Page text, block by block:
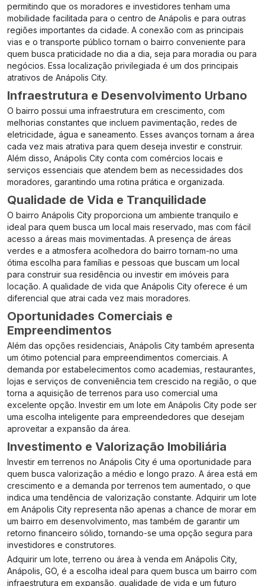
permitindo que os moradores e investidores tenham uma
mobilidade facilitada para o centro de Anápolis e para outras
regiões importantes da cidade. A conexão com as principais
vias e o transporte público tornam o bairro conveniente para
quem busca praticidade no dia a dia, seja para moradia ou para
negócios. Essa localização privilegiada é um dos principais
atrativos de Anápolis City.
Infraestrutura e Desenvolvimento Urbano
O bairro possui uma infraestrutura em crescimento, com
melhorias constantes que incluem pavimentação, redes de
eletricidade, água e saneamento. Esses avanços tornam a área
cada vez mais atrativa para quem deseja investir e construir.
Além disso, Anápolis City conta com comércios locais e
serviços essenciais que atendem bem as necessidades dos
moradores, garantindo uma rotina prática e organizada.
Qualidade de Vida e Tranquilidade
O bairro Anápolis City proporciona um ambiente tranquilo e
ideal para quem busca um local mais reservado, mas com fácil
acesso a áreas mais movimentadas. A presença de áreas
verdes e a atmosfera acolhedora do bairro tornam-no uma
ótima escolha para famílias e pessoas que buscam um local
para construir sua residência ou investir em imóveis para
locação. A qualidade de vida que Anápolis City oferece é um
diferencial que atrai cada vez mais moradores.
Oportunidades Comerciais e
Empreendimentos
Além das opções residenciais, Anápolis City também apresenta
um ótimo potencial para empreendimentos comerciais. A
demanda por estabelecimentos como academias, restaurantes,
lojas e serviços de conveniência tem crescido na região, o que
torna a aquisição de terrenos para uso comercial uma
excelente opção. Investir em um lote em Anápolis City pode ser
uma escolha inteligente para empreendedores que desejam
aproveitar a expansão da área.
Investimento e Valorização Imobiliária
Investir em terrenos no Anápolis City é uma oportunidade para
quem busca valorização a médio e longo prazo. A área está em
crescimento e a demanda por terrenos tem aumentado, o que
indica uma tendência de valorização constante. Adquirir um lote
em Anápolis City representa não apenas a chance de morar em
um bairro em desenvolvimento, mas também de garantir um
retorno financeiro sólido, tornando-se uma opção segura para
investidores e construtores.
Adquirir um lote, terreno ou área à venda em Anápolis City,
Anápolis, GO, é a escolha ideal para quem busca um bairro com
infraestrutura em expansão, qualidade de vida e um futuro